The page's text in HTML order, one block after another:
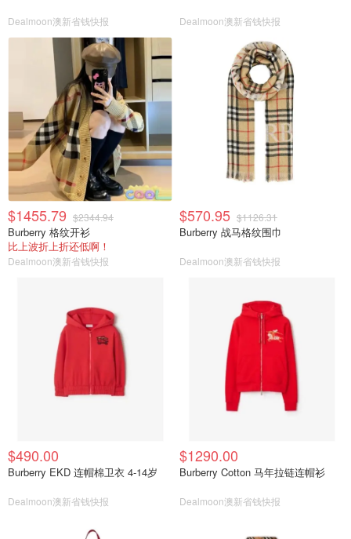
Dealmoon澳新省钱快报 Dealmoon澳新省钱快报
$1455.79 $2344.94
Burberry 格纹开衫
比上波折上折还低啊！
Dealmoon澳新省钱快报
$570.95 $1126.31
Burberry 战马格纹围巾
Dealmoon澳新省钱快报
$490.00
Burberry EKD 连帽棉卫衣 4-14岁
Dealmoon澳新省钱快报
$1290.00
Burberry Cotton 马年拉链连帽衫
Dealmoon澳新省钱快报